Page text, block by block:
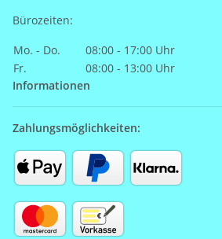
Bürozeiten:
Mo. - Do.
08:00 - 17:00 Uhr
Fr.
08:00 - 13:00 Uhr
Informationen
Zahlungsmöglichkeiten: